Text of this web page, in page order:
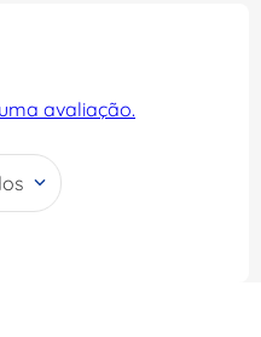
avaliação.